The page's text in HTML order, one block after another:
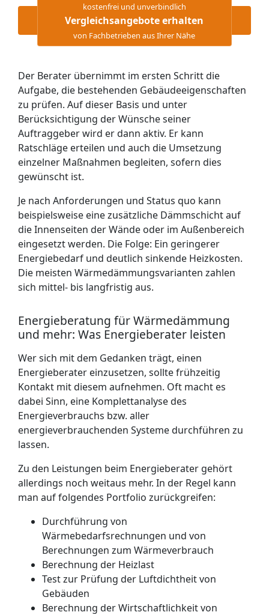
kostenfrei und unverbindlich
Vergleichsangebote erhalten
von Fachbetrieben aus Ihrer Nähe
Der Berater übernimmt im ersten Schritt die
Aufgabe, die bestehenden Gebäude­eigenschaften
zu prüfen. Auf dieser Basis und unter
Berücksichtigung der Wünsche seiner
Auftraggeber wird er dann aktiv. Er kann
Ratschläge erteilen und auch die Umsetzung
einzelner Maßnahmen begleiten, sofern dies
gewünscht ist.
Je nach Anforderungen und Status quo kann
beispielsweise eine zusätzliche Dämm­schicht auf
die Innenseiten der Wände oder im Außenbereich
eingesetzt werden. Die Folge: Ein geringerer
Energiebedarf und deutlich sinkende Heizkosten.
Die meisten Wärme­dämmungs­varianten zahlen
sich mittel- bis langfristig aus.
Energieberatung für Wärmedämmung
und mehr: Was Energieberater leisten
Wer sich mit dem Gedanken trägt, einen
Energieberater einzusetzen, sollte frühzeitig
Kontakt mit diesem aufnehmen. Oft macht es
dabei Sinn, eine Komplett­analyse des
Energie­verbrauchs bzw. aller
energie­verbrauchenden Systeme durchführen zu
lassen.
Zu den Leistungen beim Energieberater gehört
allerdings noch weitaus mehr. In der Regel kann
man auf folgendes Portfolio zurückgreifen:
Durchführung von
Wärmebedarfsrechnungen und von
Berechnungen zum Wärmeverbrauch
Berechnung der Heizlast
Test zur Prüfung der Luftdichtheit von
Gebäuden
Berechnung der Wirtschaftlichkeit von